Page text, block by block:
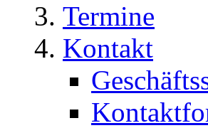
Termine
Kontakt